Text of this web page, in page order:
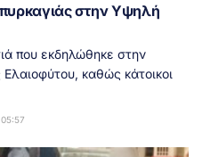
πυρκαγιάς στην Υψηλή
που εκδηλώθηκε στην
καθώς κάτοικοι